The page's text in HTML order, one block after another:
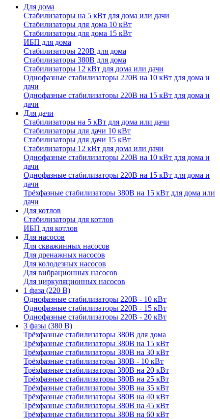
Для дома
Стабилизаторы на 5 кВт для дома или дачи
Стабилизаторы для дома 10 кВт
Стабилизаторы для дома 15 кВт
ИБП для дома
Стабилизаторы 220В для дома
Стабилизаторы 380В для дома
Стабилизаторы 12 кВт для дома или дачи
Однофазные стабилизаторы 220В на 10 кВт для дома и
дачи
Однофазные стабилизаторы 220В на 15 кВт для дома и
дачи
Для дачи
Стабилизаторы на 5 кВт для дома или дачи
Стабилизаторы для дачи 10 кВт
Стабилизаторы для дачи 15 кВт
Стабилизаторы 12 кВт для дома или дачи
Однофазные стабилизаторы 220В на 10 кВт для дома и
дачи
Однофазные стабилизаторы 220В на 15 кВт для дома и
дачи
Трёхфазные стабилизаторы 380В на 15 кВт для дома или
дачи
Для котлов
Стабилизаторы для котлов
ИБП для котлов
Для насосов
Для скважинных насосов
Для дренажных насосов
Для колодезных насосов
Для вибрационных насосов
Для циркуляционных насосов
1 фаза (220 В)
Однофазные стабилизаторы 220В - 10 кВт
Однофазные стабилизаторы 220В - 15 кВт
Однофазные стабилизаторы 220В - 20 кВт
3 фазы (380 В)
Трёхфазные стабилизаторы 380В для дома
Трёхфазные стабилизаторы 380В на 15 кВт
Трёхфазные стабилизаторы 380В на 30 кВт
Трёхфазные стабилизаторы 380В - 10 кВт
Трёхфазные стабилизаторы 380В на 20 кВт
Трёхфазные стабилизаторы 380В на 25 кВт
Трёхфазные стабилизаторы 380В на 35 кВт
Трёхфазные стабилизаторы 380В на 40 кВт
Трёхфазные стабилизаторы 380В на 45 кВт
Трёхфазные стабилизаторы 380В на 60 кВт